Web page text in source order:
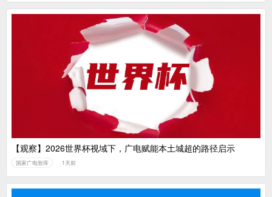
【观察】2026世界杯视域下，广电赋能本土城超的路径启示
国家广电智库 1天前